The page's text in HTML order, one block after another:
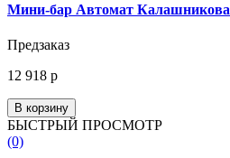
Мини-бар Автомат Калашникова
Предзаказ
12 918 р
В корзину
БЫСТРЫЙ ПРОСМОТР
(0)